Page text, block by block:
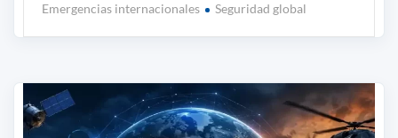
Emergencias internacionales Seguridad global